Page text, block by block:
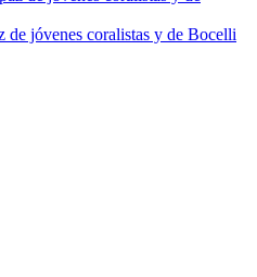
de jóvenes coralistas y de Bocelli